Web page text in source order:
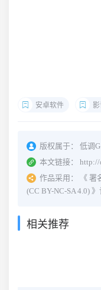
安卓软件
版权属于：
低调G
本文链接：
http://
作品采用：
《 署
(CC BY-NC-SA 4.0)
相关推荐